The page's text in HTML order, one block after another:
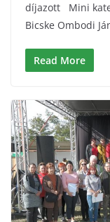
díjazott Mini
Bicske Ombodi
Read More